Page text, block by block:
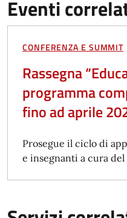
Eventi
CONFERENZA E SUMMIT
Rassegna
programma
fino ad aprile
Prosegue il ciclo di
e insegnanti a cura